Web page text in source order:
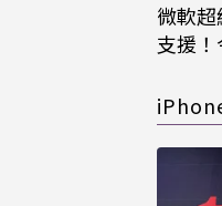
微軟
支援